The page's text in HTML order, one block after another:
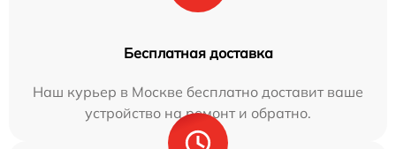
Бесплатная доставка
Наш курьер в Москве бесплатно доставит ваше
устройство на ремонт и обратно.